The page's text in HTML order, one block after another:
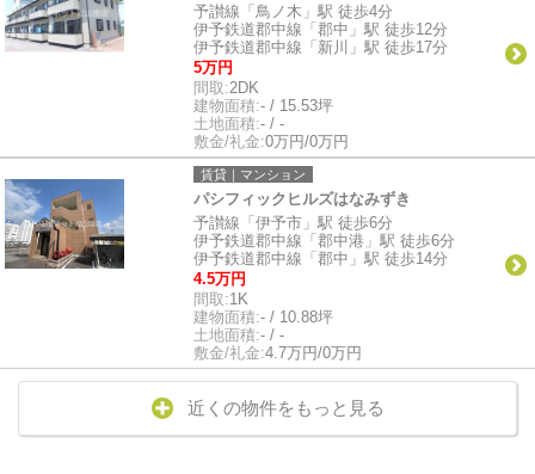
予讃線「鳥ノ木」駅 徒歩4分
伊予鉄道郡中線「郡中」駅 徒歩12分
伊予鉄道郡中線「新川」駅 徒歩17分
5万円
間取:2DK
建物面積:- / 15.53坪
土地面積:- / -
敷金/礼金:0万円/0万円
賃貸｜マンション
パシフィックヒルズはなみずき
予讃線「伊予市」駅 徒歩6分
伊予鉄道郡中線「郡中港」駅 徒歩6分
伊予鉄道郡中線「郡中」駅 徒歩14分
4.5万円
間取:1K
建物面積:- / 10.88坪
土地面積:- / -
敷金/礼金:4.7万円/0万円
近くの物件をもっと見る